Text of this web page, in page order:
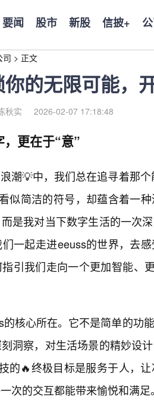
要闻 股市 新股 信披+
司 > 正文
的无限可能，
秋实 2026-02-07 17:18:48
更在于“意”
潮💡中，我们总在追寻着那
似简洁的符号，却蕴含着一
是我对当下数字生活的一次
一起走进eeuss的世界，去
引我们走向一个更加智能、
核心所在。它不是简单的功
洞察，对生活场景的精妙设
的🔥终极目标是服务于人，
次的交互都能带来愉悦和满足。